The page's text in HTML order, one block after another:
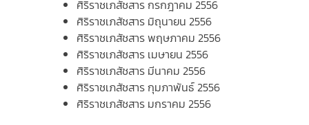
ศิริราชเภสัชสาร กรกฎาคม 2556
ศิริราชเภสัชสาร มิถุนายน 2556
ศิริราชเภสัชสาร พฤษภาคม 2556
ศิริราชเภสัชสาร เมษายน 2556
ศิริราชเภสัชสาร มีนาคม 2556
ศิริราชเภสัชสาร กุมภาพันธ์ 2556
ศิริราชเภสัชสาร มกราคม 2556